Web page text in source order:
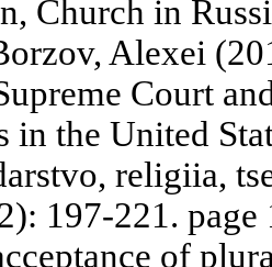
Church in
Alexei
Court
in the United
religiia,
197-221.
of